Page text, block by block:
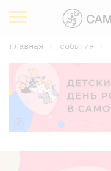
главная события